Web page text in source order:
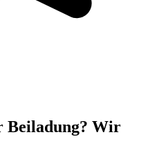
Beiladung? Wir